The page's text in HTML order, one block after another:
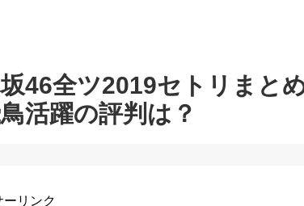
46全ツ2019セトリまと
活躍の評判は？
ーリンク